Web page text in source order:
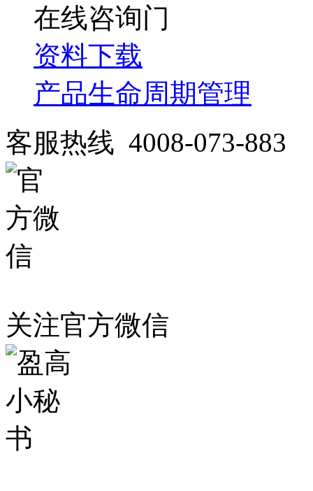
在线咨询
资料下载
产品生命周期管理
客服热线 4008-073-883
关注官方微信